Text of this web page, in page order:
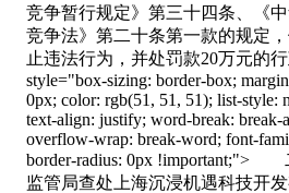
竞争暂行规定》第三十四条、《
竞争法》第二十条第一款的规定
止违法行为，并处罚款20万元的
style="box-sizing: border-box;
0px; color: rgb(51, 51, 51); list-style:
text-align: justify; word-break:
overflow-wrap: break-word; font-
border-radius: 0px !important;">
监管局查处上海沉浸机遇科技开